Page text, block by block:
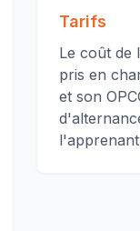
Tarifs
Le coût de
pris en
et son